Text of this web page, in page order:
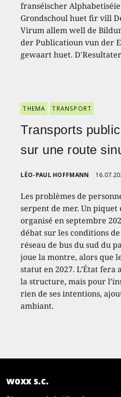
franséischer
Grondschoul huet fir vill
Virum allem well de
der Publicatioun vun der
gewaart huet.
THEMA TRANSPORT
Transports
sur une route
LÉO-PAUL HOFFMANN
Les problèmes de
serpent de mer. Un
organisé en septembre
débat sur les conditions
réseau de bus du sud du
joue la montre, alors que
statut en 2027. L’État fera
la structure, mais pour
rien de ses intentions,
ambiant.
woxx s.c.